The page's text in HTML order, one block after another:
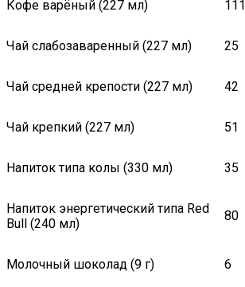
Кофе варёный (227 мл) 111
Чай слабозаваренный (227 мл) 25
Чай средней крепости (227 мл) 42
Чай крепкий (227 мл) 51
Напиток типа колы (330 мл) 35
Напиток энергетический типа Red
Bull (240 мл)
80
Молочный шоколад (9 г) 6